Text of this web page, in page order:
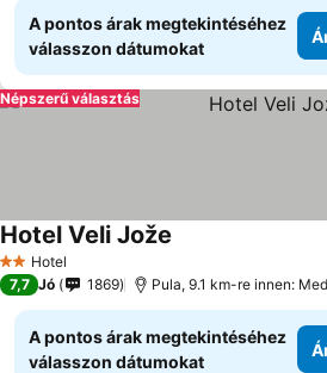
A pontos árak megtekintéséhez
válasszon dátumokat
Népszerű választás
2 Kategória
Hotel
Hotel Veli Jože
7,7 Jó 1869 Pula, 9.1 km-re innen:
A pontos árak megtekintéséhez
válasszon dátumokat